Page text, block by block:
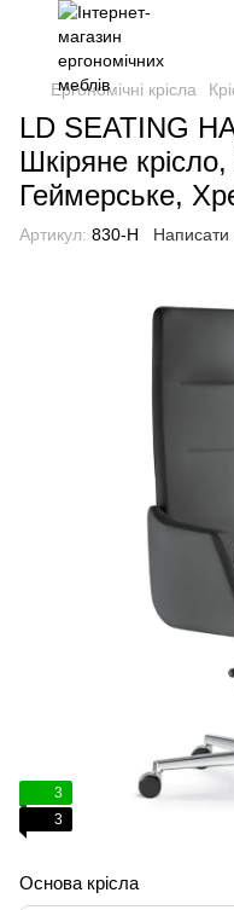
Ергономічні крісла
LD SEATING
Шкіряне
Геймерське,
Артикул: 830-H Написати
3
3
Основа крісла